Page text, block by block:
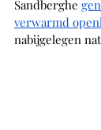
Sandberghe
verwarmd
nabijgelegen